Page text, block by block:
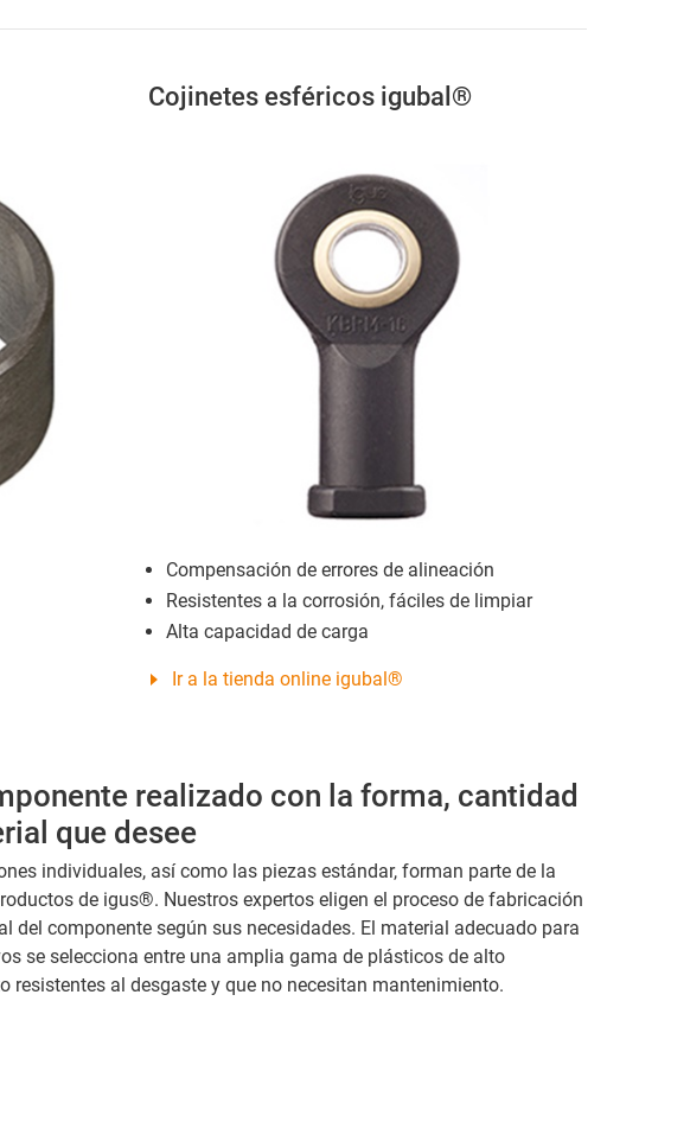
Cojinetes esféricos igubal®
Compensación de errores de alineación
Resistentes a la corrosión, fáciles de limpiar
Alta capacidad de carga
Ir a la tienda online igubal®
realizado con la forma, cantidad
que desee
individuales, así como las piezas estándar, forman parte de la
de igus®. Nuestros expertos eligen el proceso de fabricación
del componente según sus necesidades. El material adecuado para
se selecciona entre una amplia gama de plásticos de alto
resistentes al desgaste y que no necesitan mantenimiento.